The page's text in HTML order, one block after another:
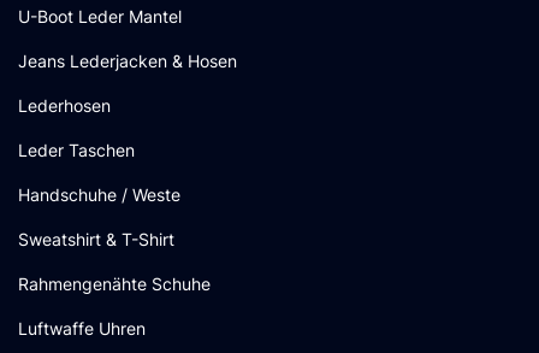
U-Boot Leder Mantel
Jeans Lederjacken & Hosen
Lederhosen
Leder Taschen
Handschuhe / Weste
Sweatshirt & T-Shirt
Rahmengenähte Schuhe
Luftwaffe Uhren